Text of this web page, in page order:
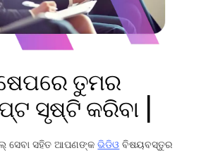
ତୁମର
ସୃଷ୍ଟି କରିବା |
ସେବା ସହିତ ଆପଣଙ୍କଭିଡିଓ ବିଷୟବସ୍ତୁର